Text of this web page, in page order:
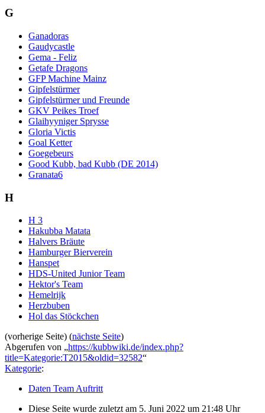
G
Ganadoras
Gaudycastle
Gema - Feliz
Getafe Dragons
GFP Machine Mainz
Gipfelstürmer
Gipfelstürmer und Freunde
GKV Peikes Troef
Glaihyyniger Sprysse
Gloria Victis
Goal Ketter
Goegebeurs
Good Kubb, bad Kubb (DE 2014)
Granata6
H
H 3
Hakubba Matata
Halvers Bräute
Hamburger Bierverein
Hanspet
HDS-United Junior Team
Hektor's Team
Hemelrijk
Herzbuben
Hol das Stöckchen
(vorherige Seite) (nächste Seite)
Abgerufen von „https://kubbwiki.de/index.php?
title=Kategorie:T2015&oldid=32582“
Kategorie:
Daten Team Auftritt
Diese Seite wurde zuletzt am 5. Juni 2022 um 21:48 Uhr